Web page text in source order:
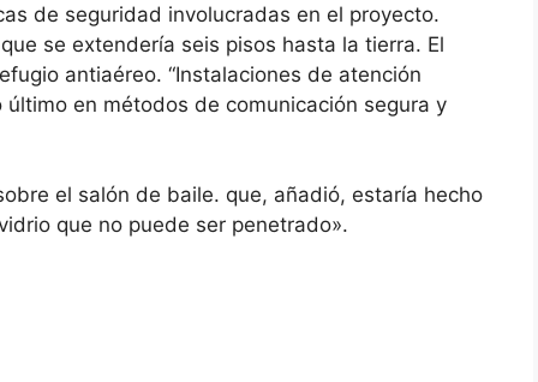
de seguridad involucradas en el proyecto.
se extendería seis pisos hasta la tierra. El
antiaéreo. “Instalaciones de atención
en métodos de comunicación segura y
el salón de baile. que, añadió, estaría hecho
que no puede ser penetrado».